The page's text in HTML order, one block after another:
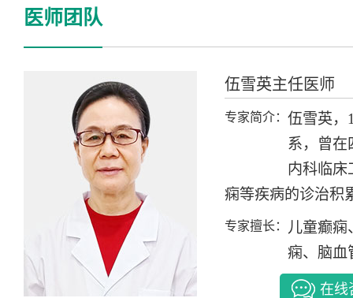
医师团队
伍雪英主任医师
专家简介： 伍雪英，
系，曾在
内科临床
痫等疾病的诊治积
专家擅长：
儿童癫痫
痫、脑血
在线